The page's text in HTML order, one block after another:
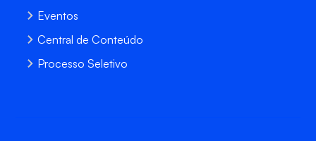
Eventos
Central de Conteúdo
Processo Seletivo